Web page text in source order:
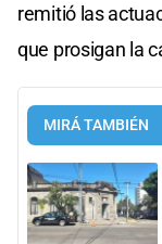
remitió las
que prosigan la
MIRÁ TAMBIÉN